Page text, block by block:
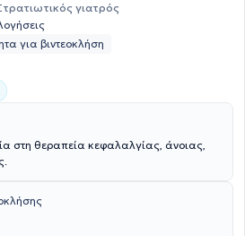
γιατρός
για βιντεοκλήση
στη θεραπεία κεφαλαλγίας, άνοιας,